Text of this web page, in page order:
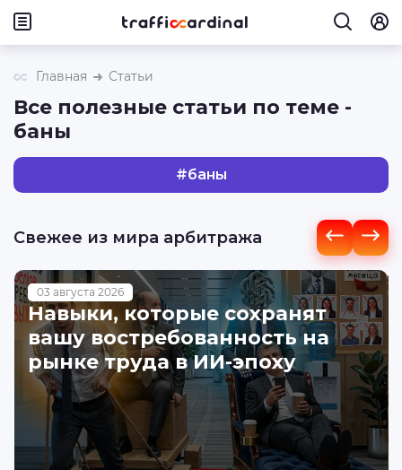
Главная Статьи
Все полезные статьи по теме -
баны
#баны
Свежее из мира арбитража
03 августа 2026
Навыки, которые сохранят
вашу востребованность на
рынке труда в ИИ-эпоху